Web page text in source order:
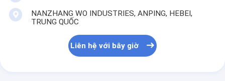
NANZHANG WO INDUSTRIES, ANPING, HEBEI,
TRUNG QUỐC
Liên hệ với bây giờ